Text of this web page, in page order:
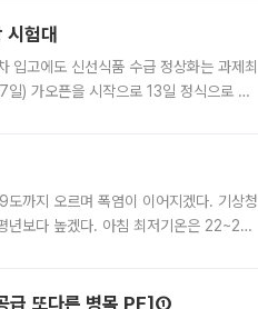
시험대
입고에도 신선식품 수급 정상화는 과제최
) 가오픈을 시작으로 13일 정식으로 재
도까지 오르며 폭염이 이어지겠다. 기상청
년보다 높겠다. 아침 최저기온은 22~27
급 또다른 병목 PF]①